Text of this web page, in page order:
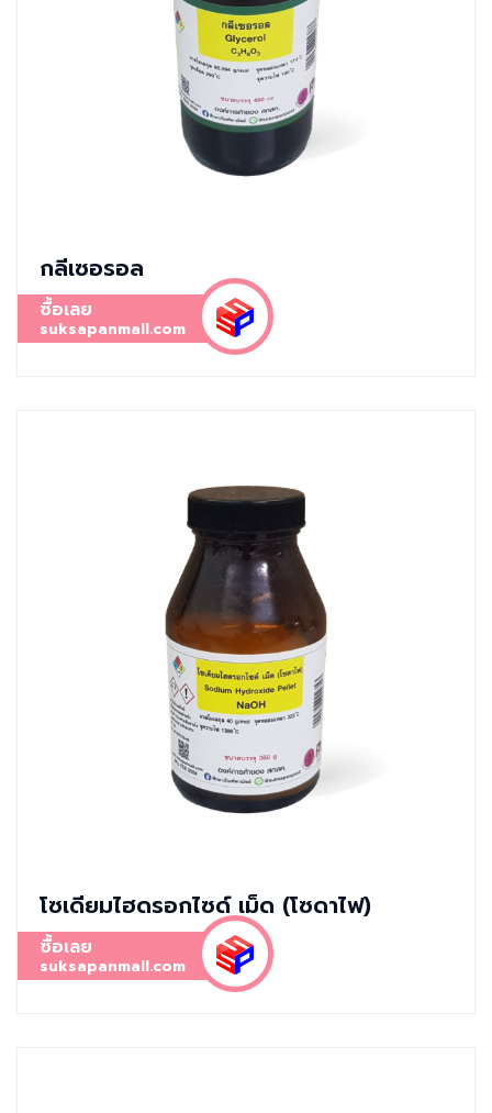
กลีเซอรอล
ซื้อเลย
suksapanmall.com
โซเดียมไฮดรอกไซด์ เม็ด (โซดาไฟ)
ซื้อเลย
suksapanmall.com